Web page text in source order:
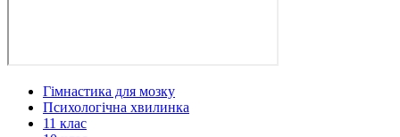
Гімнастика для мозку
Психологічна хвилинка
11 клас